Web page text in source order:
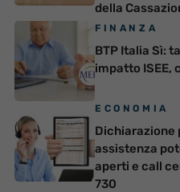
della
FINANZA
BTP Italia Sì:
impatto ISEE,
ECONOMIA
Dichiarazione
assistenza
aperti e call
730